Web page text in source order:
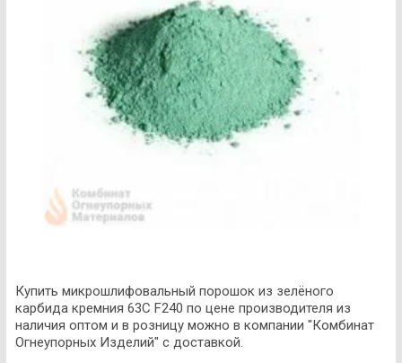
Купить микрошлифовальный порошок из зелёного
карбида кремния 63С F240 по цене производителя из
наличия оптом и в розницу можно в компании "Комбинат
Огнеупорных Изделий" с доставкой.